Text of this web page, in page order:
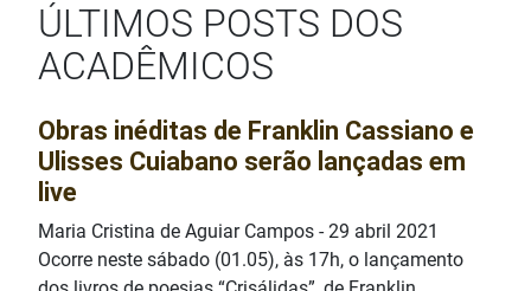
Carlos G. de
Carvalho
ÚLTIMOS POSTS DOS
ACADÊMICOS
Obras inéditas de Franklin Cassiano e
Ulisses Cuiabano serão lançadas em
live
Maria Cristina de Aguiar Campos -29 abril 2021
Ocorre neste sábado (01.05), às 17h, o lançamento